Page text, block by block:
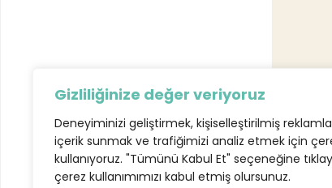
Gizliliğinize değer veriyoruz
Deneyiminizi geliştirmek, kişiselleştirilmiş
içerik sunmak ve trafiğimizi analiz etmek için
kullanıyoruz. "Tümünü Kabul Et" seçeneğine
çerez kullanımımızı kabul etmiş olursunuz.